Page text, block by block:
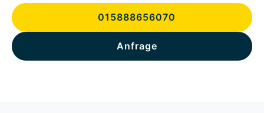
015888656070
Anfrage